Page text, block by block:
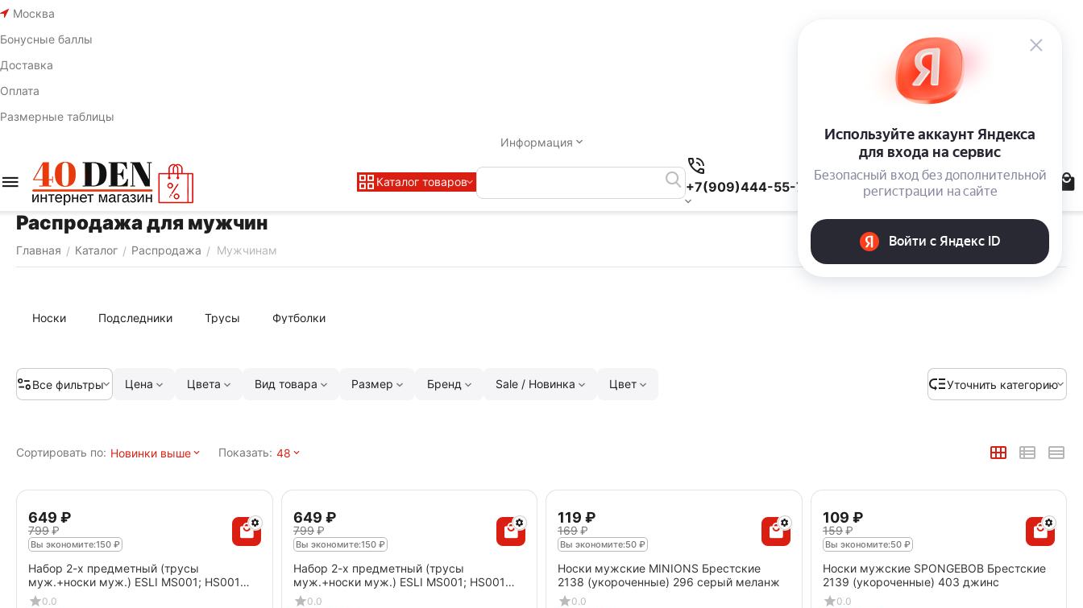
Москва
Бонусные баллы
Доставка
Оплата
Размерные таблицы
Информация
Каталог товаров +7(909)444-55-78
Распродажа для мужчин
Главная / Каталог / Распродажа / Мужчинам
Носки Подследники Трусы Футболки
Все фильтры Цена Цвета Вид товара Размер Бренд Sale / Новинка Цвет Уточнить категорию
Сортировать по: Новинки выше Показать: 48
‍649‍ ₽
‍799‍₽
Вы экономите:150 ₽
Набор 2-х предметный (трусы
муж.+носки муж.) ESLI MS001; HS001
yellow
0.0
‍649‍ ₽
‍799‍ ₽
Вы экономите:150₽
Набор 2-х предметный (трусы
муж.+носки муж.) ESLI MS001; HS001
purple
0.0
‍119‍ ₽
‍169‍₽
Вы экономите:50 ₽
Носки мужские MINIONS Брестские
2138 (укороченные) 296 серый меланж
0.0
‍109‍ ₽
‍159‍ ₽
Вы экономите:50₽
Носки мужские SPONGEBOB Брестские
2139 (укороченные) 403 джинс
0.0